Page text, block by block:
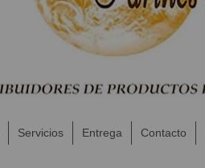
Servicios Entrega Contacto